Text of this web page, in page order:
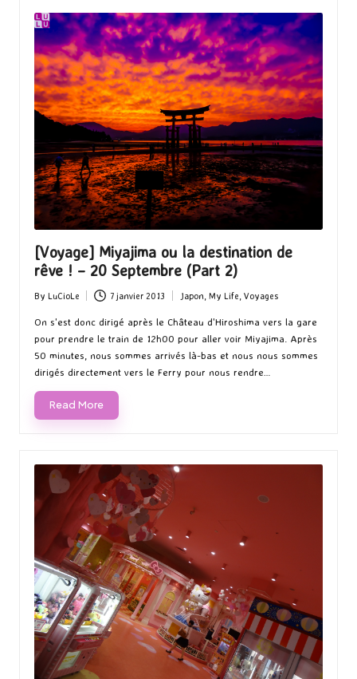
[Voyage] Miyajima ou la destination de
rêve ! – 20 Septembre (Part 2)
Posted
by
By LuCioLe 7 janvier 2013
Posted
in
Japon My Life Voyages
On s'est donc dirigé après le Château d'Hiroshima vers la gare
pour prendre le train de 12h00 pour aller voir Miyajima. Après
50 minutes, nous sommes arrivés là-bas et nous nous sommes
dirigés directement vers le Ferry pour nous rendre…
Read More